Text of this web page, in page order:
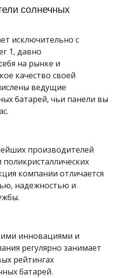
солнечных
исключительно с
1, давно
на рынке и
качество своей
ведущие
батарей, чьи панели вы
производителей
компании отличается
надежностью и
инновациями и
регулярно занимает
рейтингах
батарей.